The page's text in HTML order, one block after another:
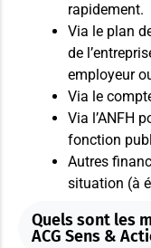
rapidement.
Via le plan
de
employeur
Via le
Via l’ANFH
fonction
Autres
situation (à
Quels sont les
ACG Sens &